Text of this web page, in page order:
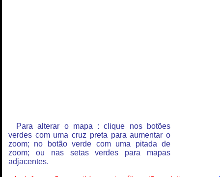
Para alterar o mapa : clique nos botões
verdes com uma cruz preta para aumentar o
zoom; no botão verde com uma pitada de
zoom; ou nas setas verdes para mapas
adjacentes.